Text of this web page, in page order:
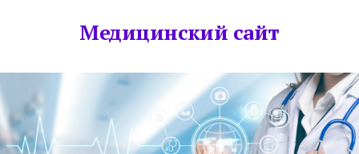
Медицинский сайт